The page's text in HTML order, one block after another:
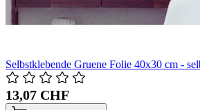
Selbstklebende Gruene Folie 40x30 cm -
13,07 CHF